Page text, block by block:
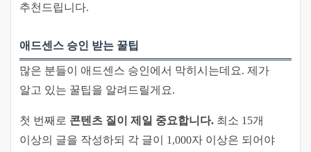
추천드립니다.
애드센스 승인 받는 꿀팁
많은 분들이 애드센스 승인에서 막히시는데요. 제가
알고 있는 꿀팁을 알려드릴게요.
첫 번째로 콘텐츠 질이 제일 중요합니다. 최소 15개
이상의 글을 작성하되 각 글이 1,000자 이상은 되어야